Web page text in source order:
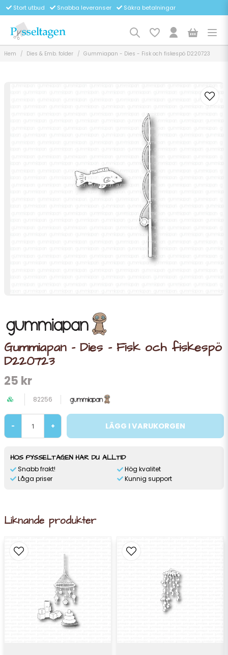
Stort utbud Snabba leveranser Säkra betalningar
Hem Dies & Emb. folder Gummiapan - Dies - Fisk och fiskespö D220723
Gummiapan - Dies - Fisk och fiskespö
D220723
25 kr
82256
- + LÄGG I VARUKORGEN
HOS PYSSELTAGEN HAR DU ALLTID
Snabb frakt!
Låga priser
Hög kvalitet
Kunnig support
Liknande produkter